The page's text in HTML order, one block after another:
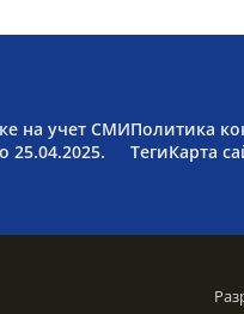
на учет СМИ
25.04.2025.
Политика
ТегиКарта